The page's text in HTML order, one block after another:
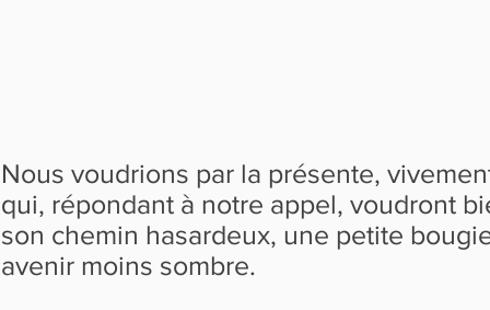
Nous voudrions par la présente,
qui, répondant à notre appel, voudront
son chemin hasardeux, une petite
avenir moins sombre.